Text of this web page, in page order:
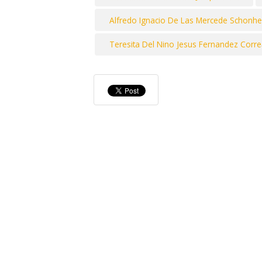
Alfredo Ignacio De Las Mercede
Teresita Del Nino Jesus Fernandez